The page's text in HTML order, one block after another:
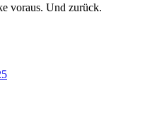
voraus. Und zurück.